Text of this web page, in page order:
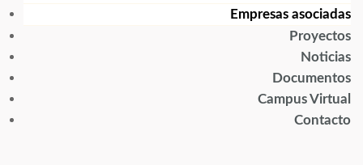
Empresas asociadas
Proyectos
Noticias
Documentos
Campus Virtual
Contacto